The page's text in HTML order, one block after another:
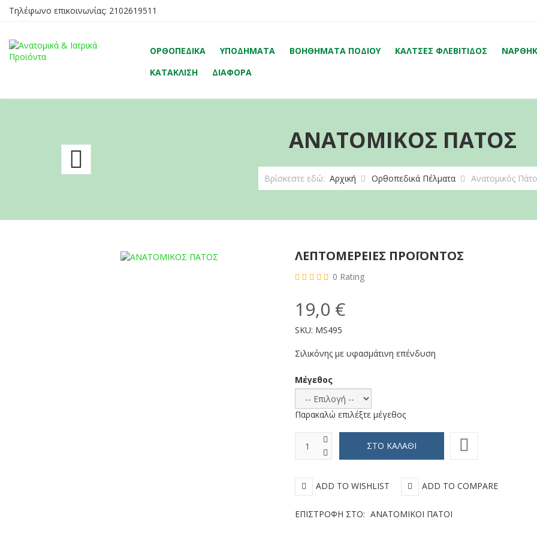
Τηλέφωνο επικοινωνίας: 2102619511
ΟΡΘΟΠΕΔΙΚΆ ΥΠΟΔΉΜΑΤΑ ΒΟΗΘΉΜΑΤΑ ΠΟΔΙΟΎ ΚΆΛΤΣΕΣ ΦΛΕΒΊΤΙΔΟΣ
ΚΑΤΆΚΛΙΣΗ
ΔΙΆΦΟΡΑ
ΑΝΑΤΟΜΙΚΌΣ ΠΆΤΟΣ
Βρίσκεστε εδώ: Αρχική Ορθοπεδικά Πέλματα Ανατομικός
Gel
ΛΕΠΤΟΜΈΡΕΙΕΣ ΠΡΟΪΌΝΤΟΣ
0 Rating
19,0 €
SKU: MS495
Σιλικόνης με υφασμάτινη επένδυση
Μέγεθος
Παρακαλώ επιλέξτε μέγεθος
ADD TO WISHLIST ADD TO COMPARE
ΕΠΙΣΤΡΟΦΉ ΣΤΟ: ΑΝΑΤΟΜΙΚΟΊ ΠΆΤΟΙ